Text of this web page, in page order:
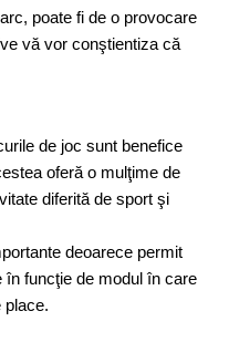
poate fi de o provocare
vă vor conştientiza că
de joc sunt benefice
oferă o mulţime de
diferită de sport şi
deoarece permit
funcţie de modul în care
place.